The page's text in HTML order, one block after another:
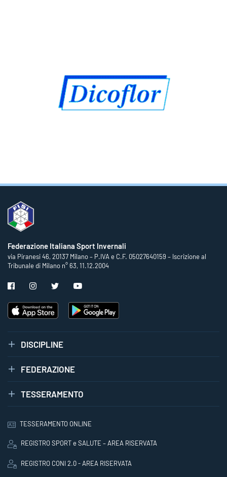
Federazione Italiana Sport Invernali
via Piranesi 46, 20137 Milano – P.IVA e C.F. 05027640159 – Iscrizione al
Tribunale di Milano n° 63, 11.12.2004
DISCIPLINE
FEDERAZIONE
TESSERAMENTO
TESSERAMENTO ONLINE
REGISTRO SPORT e SALUTE – AREA RISERVATA
REGISTRO CONI 2.0 - AREA RISERVATA